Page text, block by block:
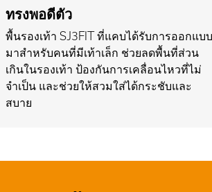
ทรงพอดีตัว
พื้นรองเท้า SJ3FIT ที่แคบได้รับการออกแบบ
มาสำหรับคนที่มีเท้าเล็ก ช่วยลดพื้นที่ส่วน
เกินในรองเท้า ป้องกันการเคลื่อนไหวที่ไม่
จำเป็น และช่วยให้สวมใส่ได้กระชับและ
สบาย